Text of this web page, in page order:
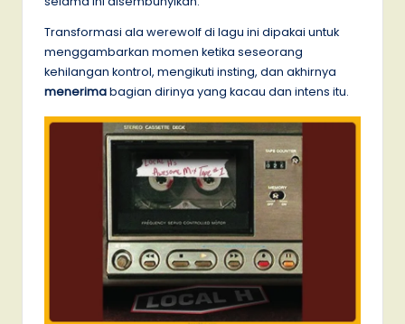
Transformasi ala werewolf di lagu ini dipakai untuk
menggambarkan momen ketika seseorang
kehilangan kontrol, mengikuti insting, dan akhirnya
menerimabagian dirinya yang kacau dan intens itu.